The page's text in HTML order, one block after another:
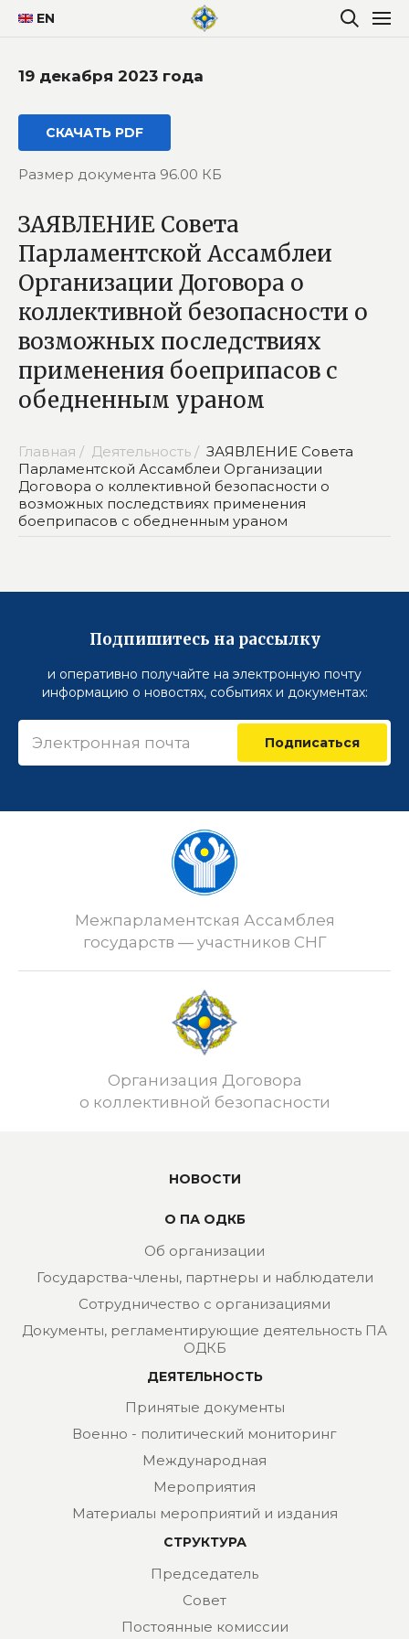
EN
19 декабря 2023 года
СКАЧАТЬ PDF
Размер документа 96.00 КБ
ЗАЯВЛЕНИЕ Совета
Парламентской Ассамблеи
Организации Договора о
коллективной безопасности о
возможных последствиях
применения боеприпасов с
обедненным ураном
Главная / Деятельность / ЗАЯВЛЕНИЕ Совета
Парламентской Ассамблеи Организации
Договора о коллективной безопасности о
возможных последствиях применения
боеприпасов с обедненным ураном
Подпишитесь на рассылку
и оперативно получайте на электронную почту
информацию о новостях, событиях и документах:
Подписаться
Межпарламентская Ассамблея
государств — участников СНГ
Организация Договора
о коллективной безопасности
НОВОСТИ
О ПА ОДКБ
Об организации
Государства-члены, партнеры и наблюдатели
Сотрудничество с организациями
Документы, регламентирующие деятельность ПА
ОДКБ
ДЕЯТЕЛЬНОСТЬ
Принятые документы
Военно - политический мониторинг
Международная
Мероприятия
Материалы мероприятий и издания
СТРУКТУРА
Председатель
Совет
Постоянные комиссии